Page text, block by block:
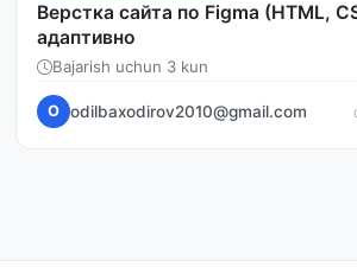
Верстка сайта по Figma (HTML,
адаптивно
Bajarish uchun 3 kun
O odilbaxodirov2010@gmail.com